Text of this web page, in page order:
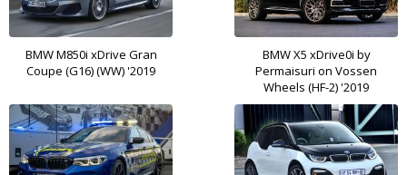
BMW M850i xDrive Gran
Coupe (G16) (WW) '2019
BMW X5 xDrive0i by
Permaisuri on Vossen
Wheels (HF-2) '2019